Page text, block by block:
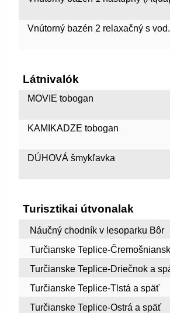
Vnútorný bazén 2 relaxačný s
Látnivalók
MOVIE tobogan
KAMIKADZE tobogan
DÚHOVÁ šmykľavka
Turisztikai útvonalak
Náučný chodník v lesoparku Bôr
Turčianske Teplice-
Turčianske Teplice-Driečnok a
Turčianske Teplice-Tlstá a späť
Turčianske Teplice-Ostrá a späť